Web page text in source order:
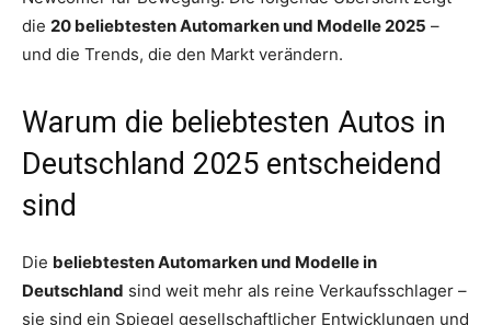
die 20 beliebtesten Automarken und Modelle 2025 –
und die Trends, die den Markt verändern.
Warum die beliebtesten Autos in
Deutschland 2025 entscheidend
sind
Die beliebtesten Automarken und Modelle in
Deutschland sind weit mehr als reine Verkaufsschlager –
sie sind ein Spiegel gesellschaftlicher Entwicklungen und